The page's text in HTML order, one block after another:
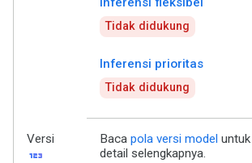
Tidak didukung
Inferensi prioritas
Tidak didukung
Versi
123
Baca pola versi model
detail selengkapnya.